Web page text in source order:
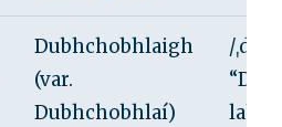
Dubhchobhlaigh
(var.
Dubhchobhlaí)
/
lah”